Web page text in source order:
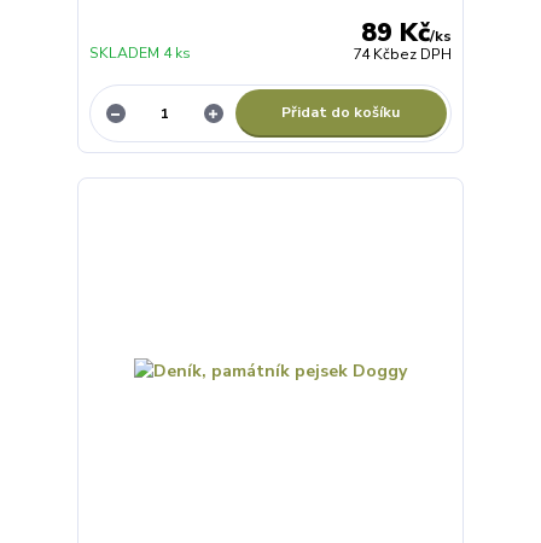
89 Kč/ks
74 Kčbez DPH
SKLADEM 4 ks
Přidat do košíku